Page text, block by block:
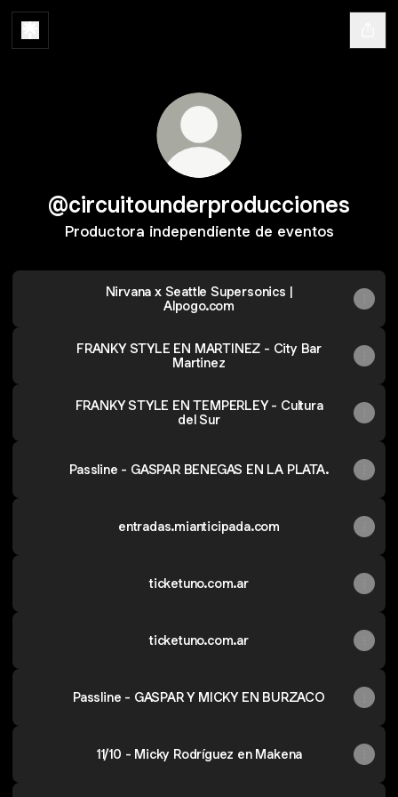
@circuitounderproducciones
Productora independiente de eventos
Nirvana x Seattle Supersonics |
Alpogo.com
FRANKY STYLE EN MARTINEZ - City Bar
Martinez
FRANKY STYLE EN TEMPERLEY - Cultura
del Sur
Passline - GASPAR BENEGAS EN LA PLATA.
entradas.mianticipada.com
ticketuno.com.ar
ticketuno.com.ar
Passline - GASPAR Y MICKY EN BURZACO
11/10 - Micky Rodríguez en Makena